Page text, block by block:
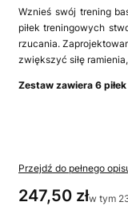
Wznieś swój trening
piłek treningowych
rzucania.
zwiększyć siłę
Zestaw zawiera 6
Przejdź do pełnego
Cena
247,50 złw tym
w tym